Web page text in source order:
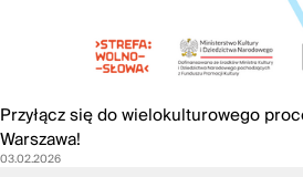
Przyłącz się do wielokulturowego
Warszawa!
03.02.2026